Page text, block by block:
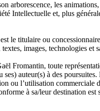
arborescence, les
Intellectuelle et, plus
le titulaire ou
images, technologies et
Fromantin, toute
auteur(s) à des
ou l’utilisation
à sa/leur destination